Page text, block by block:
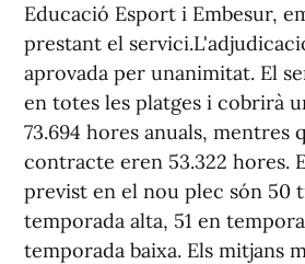
Educació Esport i Embesur,
prestant el
aprovada per unanimitat. El
en totes les platges i cobrirà
73.694 hores anuals, mentres
contracte eren 53.322 hores.
previst en el nou plec són 50
temporada alta, 51 en
temporada baixa. Els mitjans